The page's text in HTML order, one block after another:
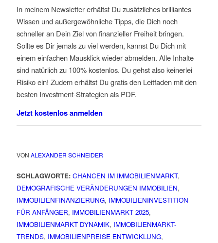
In meinem Newsletter erhältst Du zusätzliches brilliantes
Wissen und außergewöhnliche Tipps, die Dich noch
schneller an Dein Ziel von finanzieller Freiheit bringen.
Sollte es Dir jemals zu viel werden, kannst Du Dich mit
einem einfachen Mausklick wieder abmelden. Alle Inhalte
sind natürlich zu 100% kostenlos. Du gehst also keinerlei
Risiko ein! Zudem erhältst Du gratis den Leitfaden mit den
besten Investment-Strategien als PDF.
Jetzt kostenlos anmelden
VON ALEXANDER SCHNEIDER
SCHLAGWORTE: CHANCEN IM IMMOBILIENMARKT,
DEMOGRAFISCHE VERÄNDERUNGEN IMMOBILIEN,
IMMOBILIENFINANZIERUNG, IMMOBILIENINVESTITION
FÜR ANFÄNGER, IMMOBILIENMARKT 2025,
IMMOBILIENMARKT DYNAMIK, IMMOBILIENMARKT-
TRENDS, IMMOBILIENPREISE ENTWICKLUNG,